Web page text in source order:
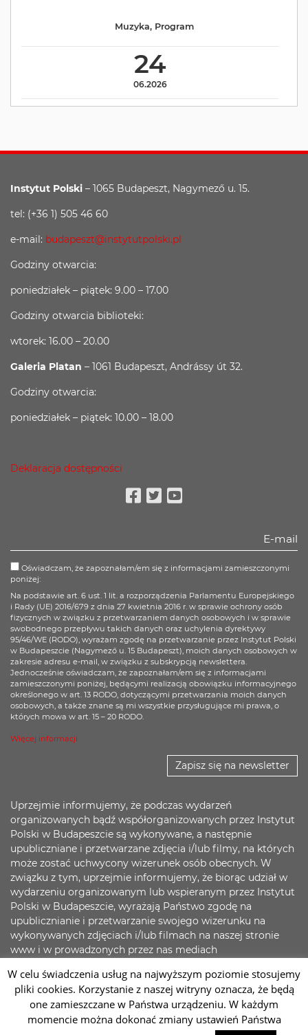
24
06.2026
Muzyka, Program
Instytut Polski – 1065 Budapeszt, Nagymező u. 15.
tel: (+36 1) 505 46 60
e-mail: budapeszt@instytutpolski.pl
Godziny otwarcia:
poniedziałek – piątek: 9.00 – 17.00
Godziny otwarcia biblioteki:
wtorek: 16.00 – 20.00
Galeria Platan – 1061 Budapeszt, Andrássy út 32.
Godziny otwarcia:
poniedziałek – piątek: 10.00 – 18.00
Deklaracja dostępności
Oświadczam, że zapoznałam/em się z informacjami zamieszczonymi
poniżej:
Na podstawie art. 6 ust. 1 lit. a rozporządzenia Parlamentu Europejskiego
i Rady (UE) 2016/679 z dnia 27 kwietnia 2016 r. w sprawie ochrony osób
fizycznych w związku z przetwarzaniem danych osobowych i w sprawie
swobodnego przepływu takich danych oraz uchylenia dyrektywy
95/46/WE (RODO), wyrażam zgodę na przetwarzanie przez Instytut Polski
w Budapeszcie (Nagymező u. 15 Budapeszt), moich danych osobowych w
zakresie adresu e-mail, w związku z subskrypcją newslettera.
Jednocześnie oświadczam, że zapoznałam/em się z informacjami
zamieszczonymi poniżej, będącymi realizacją obowiązku informacyjnego
określonego w art. 13 RODO, dotyczącymi przetwarzania moich danych
osobowych, a także znane są mi wszystkie przysługujące mi prawa, o
których mowa w art. 15 – 20 RODO.
Więcej informacji
Zapisz się na newsletter
Uprzejmie informujemy, że podczas wydarzeń
organizowanych bądź współorganizowanych przez Instytut
Polski w Budapeszcie są wykonywane, a następnie
upubliczniane i przetwarzane zdjęcia i/lub filmy, na których
może zostać uchwycony wizerunek osób obecnych. W
związku z tym, uprzejmie informujemy, że biorąc udział w
wydarzeniu organizowanym lub wspieranym przez Instytut
Polski w Budapeszcie, wyrażają Państwo zgodę na
upublicznianie i przetwarzanie swojego wizerunku na
wykonywanych zdjęciach i/lub filmach na naszej stronie
www i w prowadzonych przez nas mediach
dokładamy wszelkich starań, aby zadbać o bezpieczeństwo
Państwa danych.
W celu świadczenia usług na najwyższym poziomie stosujemy
pliki cookies. Korzystanie z naszej witryny oznacza, że będą
one zamieszczane w Państwa urządzeniu. W każdym
momencie można dokonać zmiany ustawień Państwa